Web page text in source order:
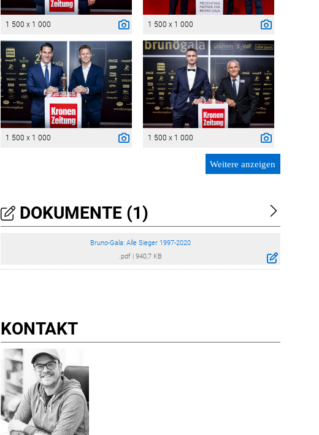
1 500 x 1 000 1 500 x 1 000
1 500 x 1 000 1 500 x 1 000
Weitere anzeigen
DOKUMENTE (1)
Bruno-Gala: Alle Sieger 1997-2020
.pdf| 940,7 KB
KONTAKT